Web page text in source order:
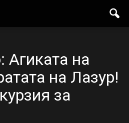
Агиката на
на Лазур!
за